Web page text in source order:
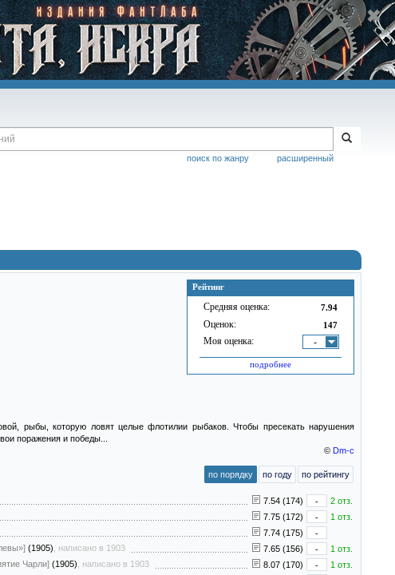
расширенный
поиск по жанру
Рейтинг
Средняя оценка: 7.94
Оценок: 147
Моя оценка: -
подробнее
рыбы, которую ловят целые флотилии рыбаков. Чтобы пресекать нарушения
поражения и победы...
© Dm-c
по порядку по году по рейтингу
7.54 (174) -
2 отз.
7.75 (172) -
1 отз.
7.74 (175)
-
(1905) , написано в 1903 7.65 (156) -
1 отз.
Чарли] (1905) , написано в 1903 8.07 (170) -
1 отз.